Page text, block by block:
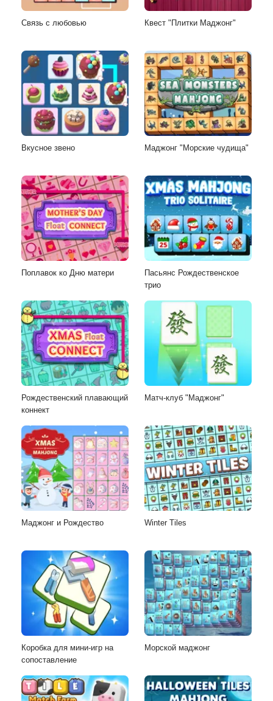
Связь с любовью Квест "Плитки Маджонг"
Вкусное звено Маджонг "Морские чудища"
Поплавок ко Дню матери
Пасьянс Рождественское
трио
Рождественский плавающий
коннект
Матч-клуб "Маджонг"
Маджонг и Рождество Winter Tiles
Коробка для мини-игр на
сопоставление
Морской маджонг